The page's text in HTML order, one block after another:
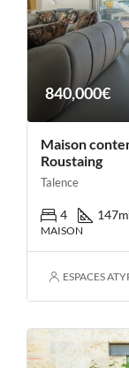
840,000€
Maison
Roustaing
Talence
4 147
MAISON
ESPACES